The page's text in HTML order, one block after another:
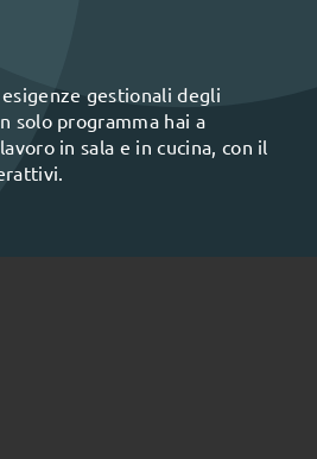
gestionali degli
solo programma hai a
in sala e in cucina, con il